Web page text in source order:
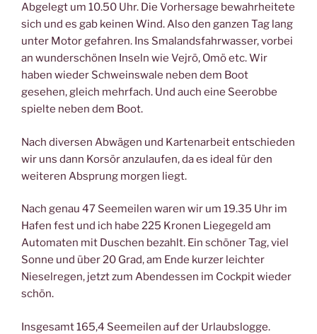
Abgelegt um 10.50 Uhr. Die Vorhersage bewahrheitete
sich und es gab keinen Wind. Also den ganzen Tag lang
unter Motor gefahren. Ins Smalandsfahrwasser, vorbei
an wunderschönen Inseln wie Vejrö, Omö etc. Wir
haben wieder Schweinswale neben dem Boot
gesehen, gleich mehrfach. Und auch eine Seerobbe
spielte neben dem Boot.
Nach diversen Abwägen und Kartenarbeit entschieden
wir uns dann Korsör anzulaufen, da es ideal für den
weiteren Absprung morgen liegt.
Nach genau 47 Seemeilen waren wir um 19.35 Uhr im
Hafen fest und ich habe 225 Kronen Liegegeld am
Automaten mit Duschen bezahlt. Ein schöner Tag, viel
Sonne und über 20 Grad, am Ende kurzer leichter
Nieselregen, jetzt zum Abendessen im Cockpit wieder
schön.
Insgesamt 165,4 Seemeilen auf der Urlaubslogge.